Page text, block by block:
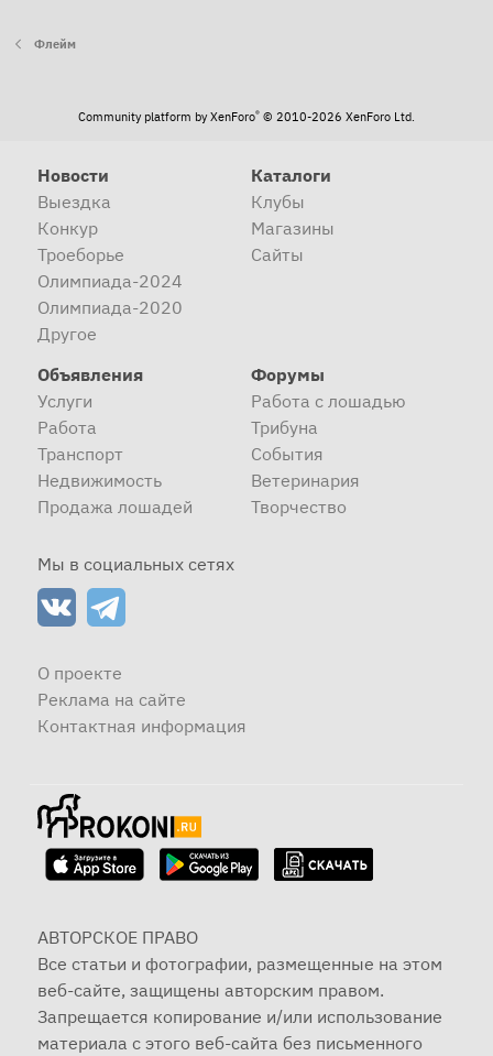
Флейм
Community platform by XenForo® © 2010-2026 XenForo Ltd.
Новости
Выездка
Конкур
Троеборье
Олимпиада-2024
Олимпиада-2020
Другое
Каталоги
Клубы
Магазины
Сайты
Объявления
Услуги
Работа
Транспорт
Недвижимость
Продажа лошадей
Форумы
Работа с лошадью
Трибуна
События
Ветеринария
Творчество
Мы в социальных сетях
О проекте
Реклама на сайте
Контактная информация
АВТОРСКОЕ ПРАВО
Все статьи и фотографии, размещенные на этом
веб-сайте, защищены авторским правом.
Запрещается копирование и/или использование
материала с этого веб-сайта без письменного